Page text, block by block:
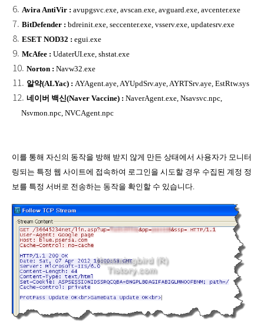
Avira AntiVir : avupgsvc.exe, avscan.exe, avguard.exe, avcenter.exe
BitDefender : bdreinit.exe, seccenter.exe, vsserv.exe, updatesrv.exe
ESET NOD32 : egui.exe
McAfee : UdaterUI.exe, shstat.exe
Norton : Navw32.exe
알약(ALYac) : AYAgent.aye, AYUpdSrv.aye, AYRTSrv.aye, EstRtw.sys
네이버 백신(Naver Vaccine) : NaverAgent.exe, Nsavsvc.npc,
Nsvmon.npc, NVCAgent.npc
이를 통해 자신의 동작을 방해 받지 않게 만든 상태에서 사용자가 모니터
링되는 특정 웹 사이트에 접속하여 로그인을 시도할 경우 수집된 계정 정
보를 특정 서버로 전송하는 동작을 확인할 수 있습니다.